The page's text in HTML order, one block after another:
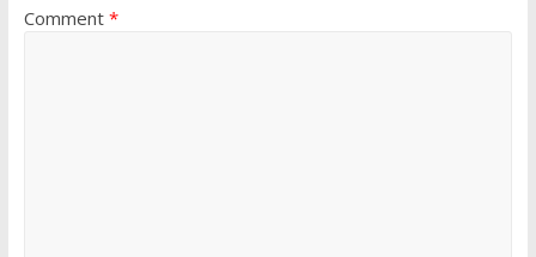
Comment *